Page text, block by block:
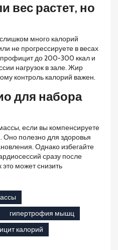
вес растет, но
много калорий
не прогрессируете в весах
профицит до 200-300 ккал и
нагрузок в зале. Жир
контроль калорий важен.
для набора
если вы компенсируете
Оно полезно для здоровья
Однако избегайте
сразу после
это может снизить
гипертрофия мышц
калорий